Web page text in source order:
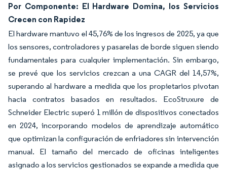
Por Componente: El Hardware Domina, los Servicios
Crecen con Rapidez
El hardware mantuvo el 45,76% de los ingresos de 2025, ya que
los sensores, controladores y pasarelas de borde siguen siendo
fundamentales para cualquier implementación. Sin embargo,
se prevé que los servicios crezcan a una CAGR del 14,57%,
superando al hardware a medida que los propietarios pivotan
hacia contratos basados en resultados. EcoStruxure de
Schneider Electric superó 1 millón de dispositivos conectados
en 2024, incorporando modelos de aprendizaje automático
que optimizan la configuración de enfriadores sin intervención
manual. El tamaño del mercado de oficinas inteligentes
asignado a los servicios gestionados se expande a medida que